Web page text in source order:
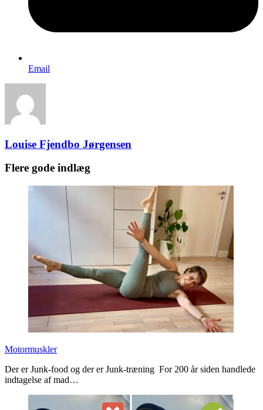
Email
Louise Fjendbo Jørgensen
Flere gode indlæg
Motormuskler
Der er Junk-food og der er Junk-træning For 200 år siden handlede
indtagelse af mad…